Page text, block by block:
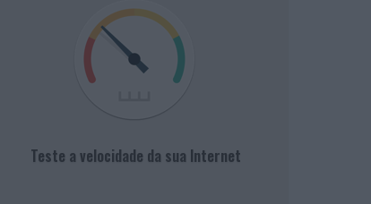
Teste a velocidade da sua Internet